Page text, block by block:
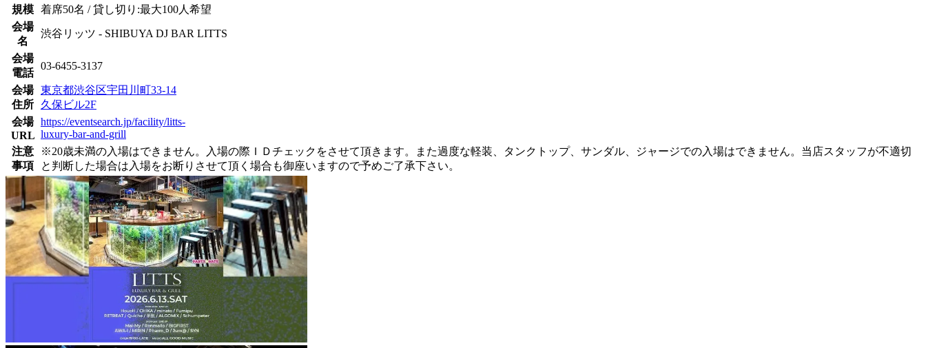
規模 着席50名 / 貸し切り:最大100人希望
会場
名
渋谷リッツ - SHIBUYA DJ BAR LITTS
会場
電話
03-6455-3137
会場
住所
東京都渋谷区宇田川町33-14
久保ビル2F
会場
URL
https://eventsearch.jp/facility/litts-
luxury-bar-and-grill
注意
事項
※20歳未満の入場はできません。入場の際ＩＤチェックをさせて頂きます。また過度な軽装、タンクトップ、サンダル、ジャージでの入場はできません。当店スタッフが不適切
と判断した場合は入場をお断りさせて頂く場合も御座いますので予めご了承下さい。